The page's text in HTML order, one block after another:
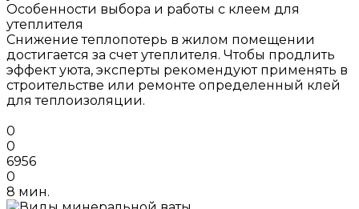
Особенности выбора и работы с клеем для
утеплителя
Снижение теплопотерь в жилом помещении
достигается за счет утеплителя. Чтобы продлить
эффект уюта, эксперты рекомендуют применять в
строительстве или ремонте определенный клей
для теплоизоляции.
0
0
6956
0
8 мин.